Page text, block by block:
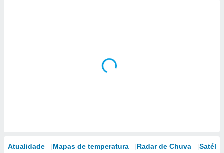
Atualidade Mapas de temperatura Radar de Chuva